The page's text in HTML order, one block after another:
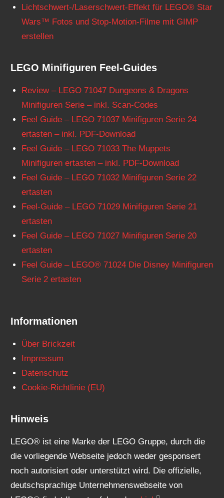
Lichtschwert-/Laserschwert-Effekt für LEGO® Star
Wars™ Fotos und Stop-Motion-Filme mit GIMP
erstellen
LEGO Minifiguren Feel-Guides
Review – LEGO 71047 Dungeons & Dragons
Minifiguren Serie – inkl. Scan-Codes
Feel Guide – LEGO 71037 Minifiguren Serie 24
ertasten – inkl. PDF-Download
Feel Guide – LEGO 71033 The Muppets
Minifiguren ertasten – inkl. PDF-Download
Feel Guide – LEGO 71032 Minifiguren Serie 22
ertasten
Feel-Guide – LEGO 71029 Minifiguren Serie 21
ertasten
Feel Guide – LEGO 71027 Minifiguren Serie 20
ertasten
Feel Guide – LEGO® 71024 Die Disney Minifiguren
Serie 2 ertasten
Informationen
Über Brickzeit
Impressum
Datenschutz
Cookie-Richtlinie (EU)
Hinweis
LEGO® ist eine Marke der LEGO Gruppe, durch die
die vorliegende Webseite jedoch weder gesponsert
noch autorisiert oder unterstützt wird. Die offizielle,
deutschsprachige Unternehmenswebseite von